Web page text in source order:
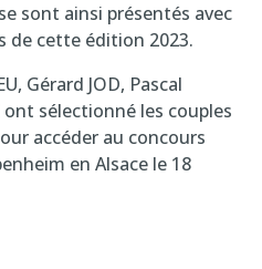
sont ainsi présentés avec
de cette édition 2023.
Gérard JOD, Pascal
ont sélectionné les couples
accéder au concours
en Alsace le 18